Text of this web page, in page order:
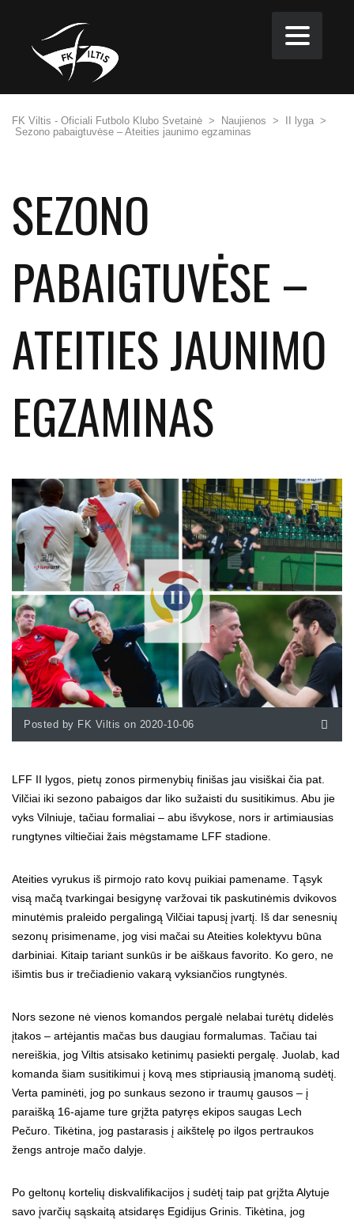
FK Viltis - Oficiali Futbolo Klubo Svetainė > Naujienos > II lyga >
Sezono pabaigtuvėse – Ateities jaunimo egzaminas
SEZONO
PABAIGTUVĖSE –
ATEITIES JAUNIMO
EGZAMINAS
Posted by FK Viltis on 2020-10-06
LFF II lygos, pietų zonos pirmenybių finišas jau visiškai čia pat.
Vilčiai iki sezono pabaigos dar liko sužaisti du susitikimus. Abu jie
vyks Vilniuje, tačiau formaliai – abu išvykose, nors ir artimiausias
rungtynes viltiečiai žais mėgstamame LFF stadione.
Ateities vyrukus iš pirmojo rato kovų puikiai pamename. Tąsyk
visą mačą tvarkingai besigynę varžovai tik paskutinėmis dvikovos
minutėmis praleido pergalingą Vilčiai tapusį įvartį. Iš dar senesnių
sezonų prisimename, jog visi mačai su Ateities kolektyvu būna
darbiniai. Kitaip tariant sunkūs ir be aiškaus favorito. Ko gero, ne
išimtis bus ir trečiadienio vakarą vyksiančios rungtynės.
Nors sezone nė vienos komandos pergalė nelabai turėtų didelės
įtakos – artėjantis mačas bus daugiau formalumas. Tačiau tai
nereiškia, jog Viltis atsisako ketinimų pasiekti pergalę. Juolab, kad
komanda šiam susitikimui į kovą mes stipriausią įmanomą sudėtį.
Verta paminėti, jog po sunkaus sezono ir traumų gausos – į
paraišką 16-ajame ture grįžta patyręs ekipos saugas Lech
Pečuro. Tikėtina, jog pastarasis į aikštelę po ilgos pertraukos
žengs antroje mačo dalyje.
Po geltonų kortelių diskvalifikacijos į sudėtį taip pat grįžta Alytuje
savo įvarčių sąskaitą atsidaręs Egidijus Grinis. Tikėtina, jog